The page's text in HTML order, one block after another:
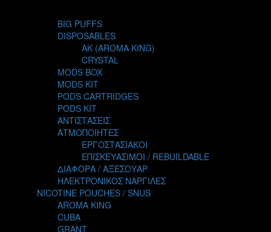
NUBO
OMERTA LIQUIDS
OPMH PROJECT
S-ELF JUICE
SADBOY
SCANDAL
SECRET FOREST
STEAM CITY LIQUIDS
STEAM TRAIN
STEAMPUNK
TALES
TATTOO
THE ALCHEMIST
THE SMOKER'S CLUB
TIKI MAHU
TWIST
BIG PUFFS
DISPOSABLES
AK (AROMA KING)
CRYSTAL
MODS BOX
MODS KIT
PODS CARTRIDGES
PODS KIT
ΑΝΤΙΣΤΑΣΕΙΣ
ΑΤΜΟΠΟΙΗΤΕΣ
ΕΡΓΟΣΤΑΣΙΑΚΟΙ
ΕΠΙΣΚΕΥΑΣΙΜΟΙ / REBUILDABLE
ΔΙΑΦΟΡΑ / ΑΞΕΣΟΥΑΡ
ΗΛΕΚΤΡΟΝΙΚΟΣ ΝΑΡΓΙΛΕΣ
NICOTINE POUCHES / SNUS
AROMA KING
CUBA
GRANT